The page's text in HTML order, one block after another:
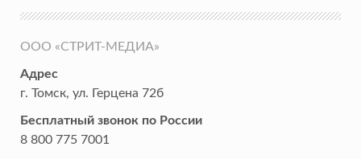
ООО «СТРИТ-МЕДИА»
Адрес
г. Томск, ул. Герцена 72б
Бесплатный звонок по России
8 800 775 7001